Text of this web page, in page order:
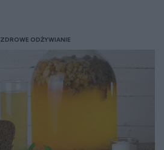
ZDROWE ODŻYWIANIE